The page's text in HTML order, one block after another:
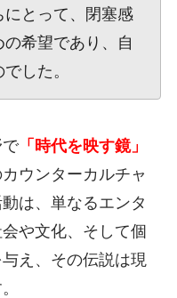
とって、閉塞感
希望であり、自
した。
「時代を映す鏡」
ウンターカルチャ
は、単なるエンタ
や文化、そして個
え、その伝説は現